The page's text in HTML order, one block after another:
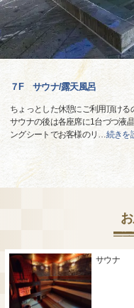
７F サウナ/露天風呂
ちょっとした休憩にご利用頂ける
サウナの後は各座席に1台づつ液
ングシートでお客様のリ …続きを
サウナ